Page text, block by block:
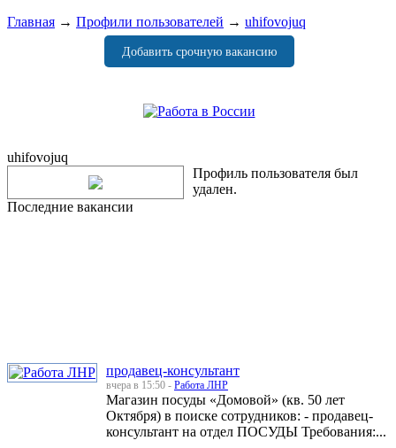
Главная → Профили пользователей → uhifovojuq
Добавить срочную вакансию
uhifovojuq
Профиль пользователя был
удален.
Последние вакансии
продавец-консультант
вчера в 15:50 - Работа ЛНР
Магазин посуды «Домовой» (кв. 50 лет
Октября) в поиске сотрудников: - продавец-
консультант на отдел ПОСУДЫ Требования:...